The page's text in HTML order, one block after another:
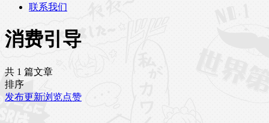
联系我们
消费引导
共 1 篇文章
排序
发布更新浏览点赞